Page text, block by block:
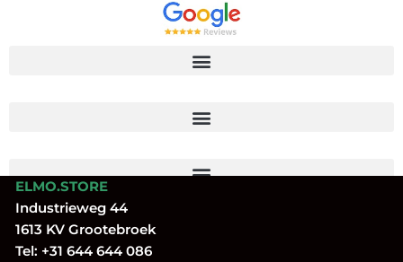
ELMO.STORE
Industrieweg 44
1613 KV Grootebroek
Tel: +31 644 644 086